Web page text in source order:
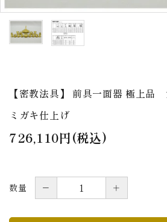
ご利用ガイド
プライバシーポリシー
【密教法具】 前具一面器 極上
ミガキ仕上げ
726,110円(税込)
数量 － ＋